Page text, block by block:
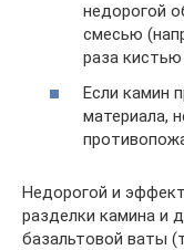
недорогой
смесью
раза
Если камин
материала,
Недорогой и
разделки камина и
базальтовой ваты